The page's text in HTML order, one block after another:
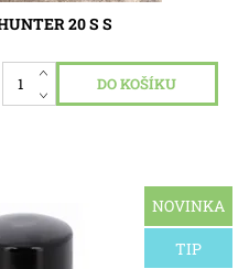
20 S S
NOVINKA
TIP
Modely traktorů - Iseki
Geas AT25